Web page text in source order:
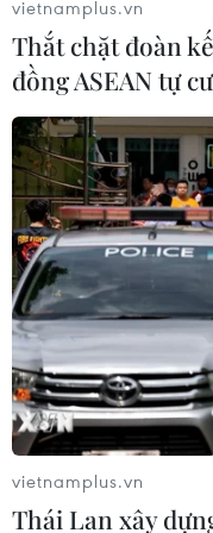
Algeria đánh
trong khu vực,
07/06/2023 14:46
Tiếp Đại sứ Trần
đánh giá cao những
triển đất nước, nhất
trong khu vực và trên
vietnamplus.vn
Thắt chặt đoàn
đồng ASEAN tự
vietnamplus.vn
Thái Lan xây